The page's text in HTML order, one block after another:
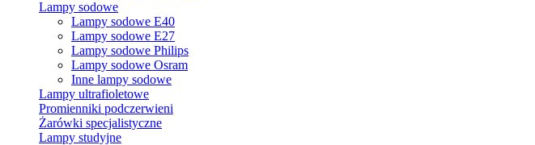
Lampy sodowe
Lampy sodowe E40
Lampy sodowe E27
Lampy sodowe Philips
Lampy sodowe Osram
Inne lampy sodowe
Lampy ultrafioletowe
Promienniki podczerwieni
Żarówki specjalistyczne
Lampy studyjne